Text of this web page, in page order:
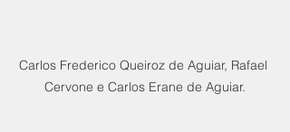
Carlos Frederico Queiroz de Aguiar, Rafael
Cervone e Carlos Erane de Aguiar.